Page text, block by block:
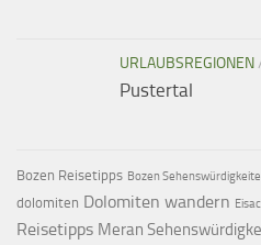
URLAUBSREGIONEN
Pustertal
Bozen Reisetipps Bozen
dolomiten Dolomiten wandern
Reisetipps Meran